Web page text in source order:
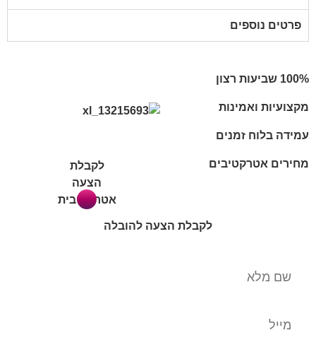
פרטים נוספים
מקצועיות ואמינות
עמידה בלוח זמנים
מחירים אטרקטיבים
לקבלת
הצעה
אטרקטיבית
לקבלת הצעה להובלה